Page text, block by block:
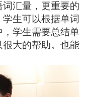
汇量，更重要的
生可以根据单词
学生需要总结单
大的帮助。 也能